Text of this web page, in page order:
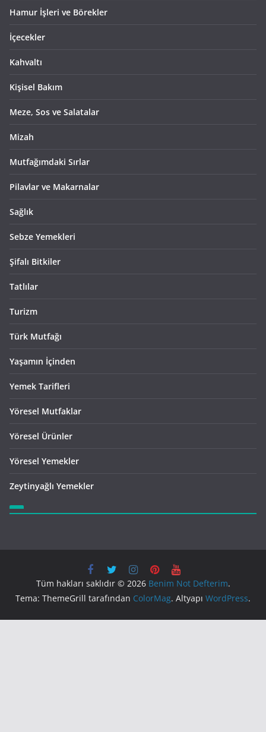
Hamur İşleri ve Börekler
İçecekler
Kahvaltı
Kişisel Bakım
Meze, Sos ve Salatalar
Mizah
Mutfağımdaki Sırlar
Pilavlar ve Makarnalar
Sağlık
Sebze Yemekleri
Şifalı Bitkiler
Tatlılar
Turizm
Türk Mutfağı
Yaşamın İçinden
Yemek Tarifleri
Yöresel Mutfaklar
Yöresel Ürünler
Yöresel Yemekler
Zeytinyağlı Yemekler
Tüm hakları saklıdır © 2026 Benim Not Defterim.
Tema: ThemeGrill tarafından ColorMag. Altyapı WordPress.